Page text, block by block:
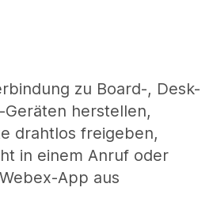
zu Board-, Desk-
Geräten herstellen,
drahtlos freigeben,
in einem Anruf oder
App aus